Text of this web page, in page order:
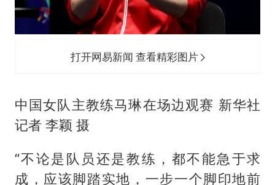
打开网易新闻 查看精彩图片
中国女队主教练马琳在场边观赛 新华社
记者 李颖 摄
“不论是队员还是教练，都不能急于求
成，应该脚踏实地，一步一个脚印地前